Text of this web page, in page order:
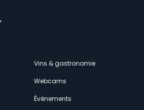
Vins & gastronomie
Webcams
Événements